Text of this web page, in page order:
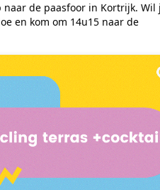
de paasfoor in Kortrijk. Wil
en kom om 14u15 naar de